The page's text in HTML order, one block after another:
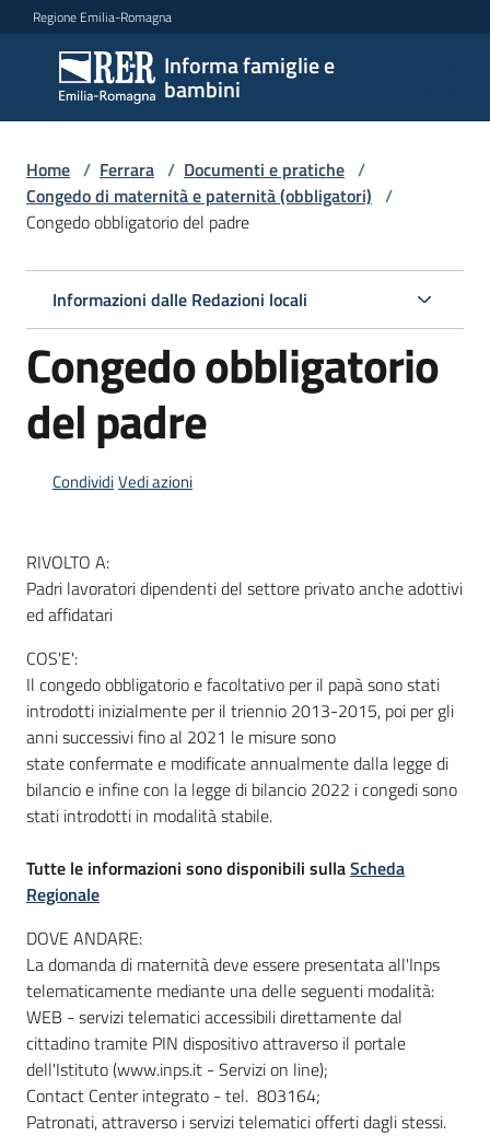
Vai al contenuto
Vai alla navigazione
Vai al footer
Regione Emilia-Romagna
Informa famiglie e
bambini
Informa
famiglie
e
bambini
Centri
per
famiglie
Informazioni
locali
Newsletter
Home / Ferrara / Documenti e pratiche /
Congedo di maternità e paternità (obbligatori) /
Congedo obbligatorio del padre
Informazioni dalle Redazioni locali
Congedo obbligatorio
del padre
CondividiVedi azioni
RIVOLTO A:
Padri lavoratori dipendenti del settore privato anche adottivi
ed affidatari
COS'E':
Il congedo obbligatorio e facoltativo per il papà sono stati
introdotti inizialmente per il triennio 2013-2015, poi per gli
anni successivi fino al 2021 le misure sono
state confermate e modificate annualmente dalla legge di
bilancio e infine con la legge di bilancio 2022 i congedi sono
stati introdotti in modalità stabile.
Tutte le informazioni sono disponibili sullaScheda
Regionale
DOVE ANDARE:
La domanda di maternità deve essere presentata all'Inps
telematicamente mediante una delle seguenti modalità:
WEB - servizi telematici accessibili direttamente dal
cittadino tramite PIN dispositivo attraverso il portale
dell'Istituto (www.inps.it - Servizi on line);
Contact Center integrato - tel. 803164;
Patronati, attraverso i servizi telematici offerti dagli stessi.